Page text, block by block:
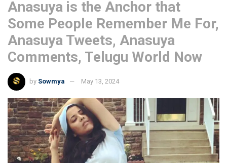
Anasuya is the Anchor that
Some People Remember Me For,
Anasuya Tweets, Anasuya
Comments, Telugu World Now
by Sowmya May 13, 2024